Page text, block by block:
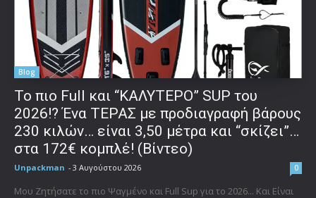
Blog
To πιο Full και “ΚΑΛΥΤΕΡΟ” SUP του
2026!? Ένα ΤΕΡΑΣ με προδιαγραφή βάρους
230 κιλών… είναι 3,50 μέτρα και “σκίζει”…
στα 172€ κομπλέ! (Βίντεο)
Unpackman - 3 Αυγούστου 2026 0
Μου Ζητήσατε το πιο Ψαγμένο και Full Sup για το 2026... Και Είναι